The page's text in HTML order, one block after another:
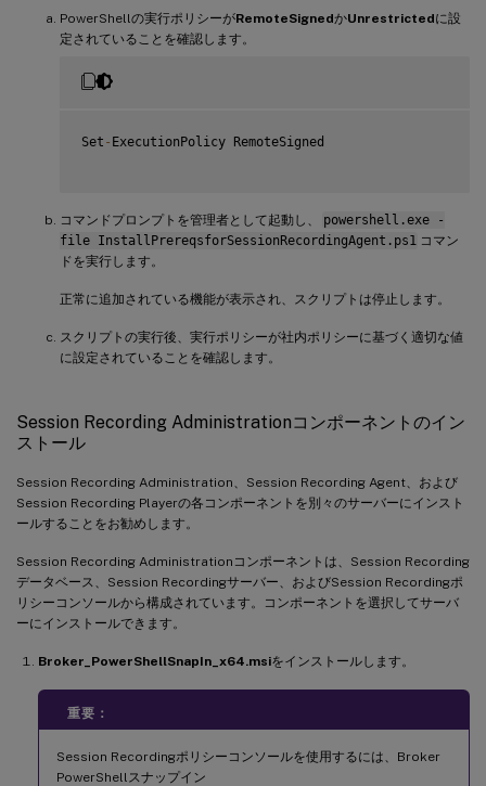
PowerShellの実行ポリシーがRemoteSignedかUnrestrictedに設
定されていることを確認します。
Set - ExecutionPolicy RemoteSigned
コマンドプロンプトを管理者として起動し、
powershell.exe -
file InstallPrereqsforSessionRecordingAgent.ps1 コマン
ドを実行します。
正常に追加されている機能が表示され、スクリプトは停止します。
スクリプトの実行後、実行ポリシーが社内ポリシーに基づく適切な値
に設定されていることを確認します。
Session Recording Administrationコンポーネントのイン
ストール
Session Recording Administration、Session Recording Agent、および
Session Recording Playerの各コンポーネントを別々のサーバーにインスト
ールすることをお勧めします。
Session Recording Administrationコンポーネントは、Session Recording
データベース、Session Recordingサーバー、およびSession Recordingポ
リシーコンソールから構成されています。コンポーネントを選択してサーバ
ーにインストールできます。
Broker_PowerShellSnapIn_x64.msiをインストールします。
重要：
Session Recordingポリシーコンソールを使用するには、Broker
PowerShellスナップイン